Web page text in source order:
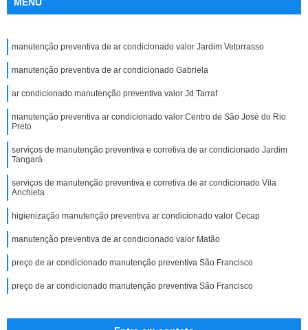
manutenção preventiva de ar condicionado valor Jardim Vetorrasso
manutenção preventiva de ar condicionado Gabriela
ar condicionado manutenção preventiva valor Jd Tarraf
manutenção preventiva ar condicionado valor Centro de São José do Rio
Preto
serviços de manutenção preventiva e corretiva de ar condicionado Jardim
Tangará
serviços de manutenção preventiva e corretiva de ar condicionado Vila
Anchieta
higienização manutenção preventiva ar condicionado valor Cecap
manutenção preventiva de ar condicionado valor Matão
preço de ar condicionado manutenção preventiva São Francisco
preço de ar condicionado manutenção preventiva São Francisco